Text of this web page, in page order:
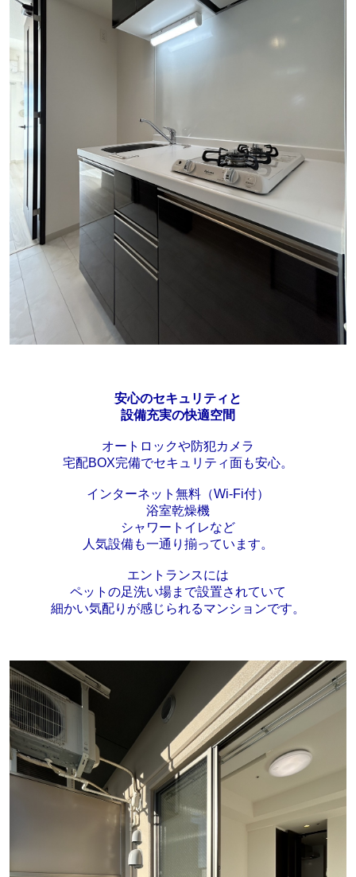
安心のセキュリティと
設備充実の快適空間
オートロックや防犯カメラ
宅配BOX完備でセキュリティ面も安心。
インターネット無料（Wi-Fi付）
浴室乾燥機
シャワートイレなど
人気設備も一通り揃っています。
エントランスには
ペットの足洗い場まで設置されていて
細かい気配りが感じられるマンションです。